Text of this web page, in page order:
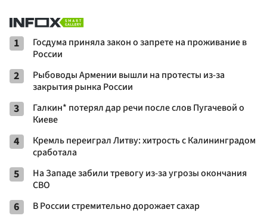
1
Госдума приняла закон о запрете на проживание в
России
2
Рыбоводы Армении вышли на протесты из-за
закрытия рынка России
3
Галкин* потерял дар речи после слов Пугачевой о
Киеве
4
Кремль переиграл Литву: хитрость с Калининградом
сработала
5
На Западе забили тревогу из-за угрозы окончания
СВО
6 В России стремительно дорожает сахар